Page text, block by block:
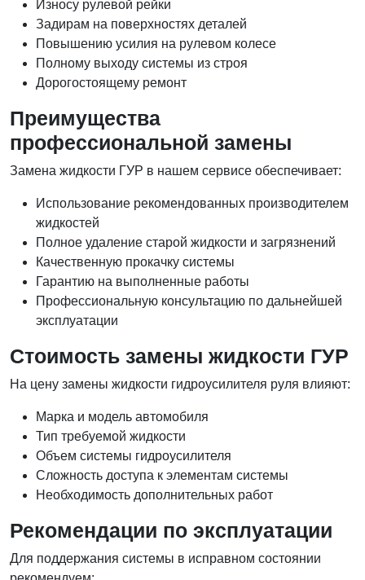
Износу рулевой рейки
Задирам на поверхностях деталей
Повышению усилия на рулевом колесе
Полному выходу системы из строя
Дорогостоящему ремонт
Преимущества
профессиональной замены
Замена жидкости ГУР в нашем сервисе обеспечивает:
Использование рекомендованных производителем
жидкостей
Полное удаление старой жидкости и загрязнений
Качественную прокачку системы
Гарантию на выполненные работы
Профессиональную консультацию по дальнейшей
эксплуатации
Стоимость замены жидкости ГУР
На цену замены жидкости гидроусилителя руля влияют:
Марка и модель автомобиля
Тип требуемой жидкости
Объем системы гидроусилителя
Сложность доступа к элементам системы
Необходимость дополнительных работ
Рекомендации по эксплуатации
Для поддержания системы в исправном состоянии